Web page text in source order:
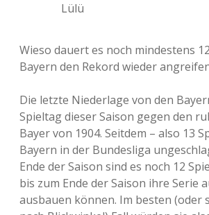
Lülü
Wieso dauert es noch mindestens
Bayern den Rekord wieder
Die letzte Niederlage von den
Spieltag dieser Saison gegen den
Bayer von 1904. Seitdem – also 13
Bayern in der Bundesliga
Ende der Saison sind es noch 12
bis zum Ende der Saison ihre Serie
ausbauen können. Im besten (oder